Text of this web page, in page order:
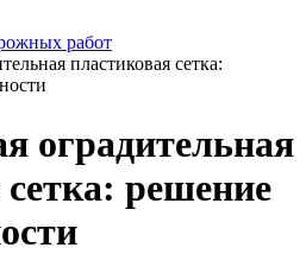
работ
пластиковая сетка:
оградительная
решение